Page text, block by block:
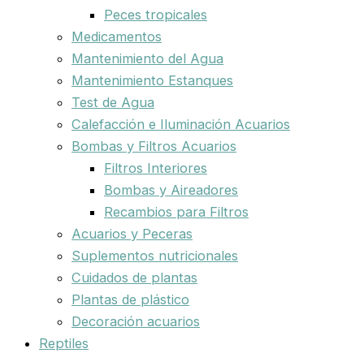
Peces tropicales
Medicamentos
Mantenimiento del Agua
Mantenimiento Estanques
Test de Agua
Calefacción e Iluminación Acuarios
Bombas y Filtros Acuarios
Filtros Interiores
Bombas y Aireadores
Recambios para Filtros
Acuarios y Peceras
Suplementos nutricionales
Cuidados de plantas
Plantas de plástico
Decoración acuarios
Reptiles